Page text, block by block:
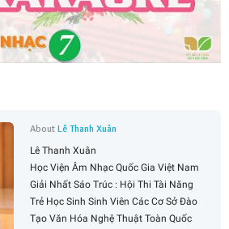
AboutLê Thanh Xuân
Lê Thanh Xuân
Học Viện Âm Nhạc Quốc Gia Việt Nam
Giải Nhất Sáo Trúc : Hội Thi Tài Năng
Trẻ Học Sinh Sinh Viên Các Cơ Sở Đào
Tạo Văn Hóa Nghệ Thuật Toàn Quốc